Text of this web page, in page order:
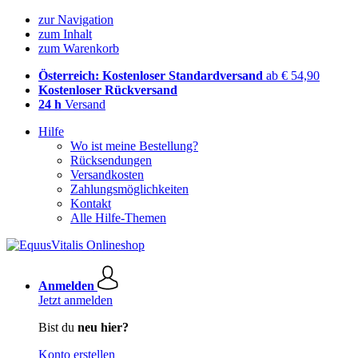
zur Navigation
zum Inhalt
zum Warenkorb
Österreich: Kostenloser Standardversand ab € 54,90
Kostenloser Rückversand
24 h Versand
Hilfe
Wo ist meine Bestellung?
Rücksendungen
Versandkosten
Zahlungsmöglichkeiten
Kontakt
Alle Hilfe-Themen
Anmelden
Jetzt anmelden
Bist du neu hier?
Konto erstellen